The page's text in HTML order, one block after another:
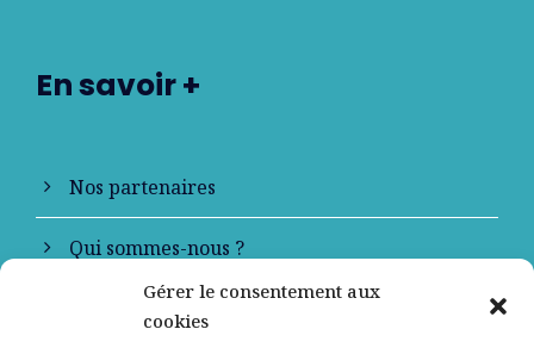
Gérer le consentement aux
cookies
En savoir +
Nos partenaires
Qui sommes-nous ?
Contactez-nous